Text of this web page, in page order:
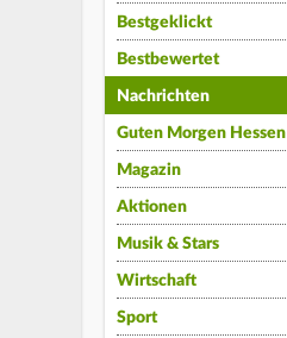
Bestgeklickt
Bestbewertet
Nachrichten
Guten Morgen Hessen
Magazin
Aktionen
Musik & Stars
Wirtschaft
Sport